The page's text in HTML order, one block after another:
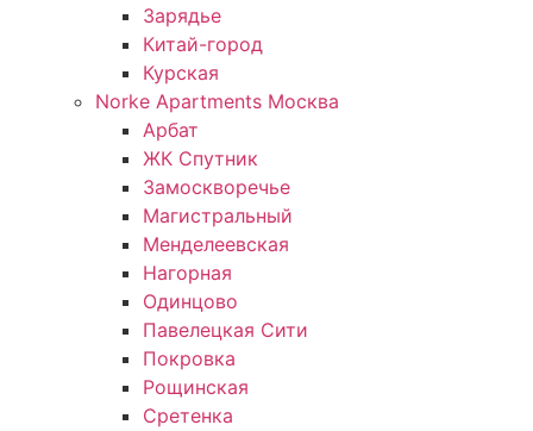
Зарядье
Китай-город
Курская
Norke Apartments Москва
Арбат
ЖК Спутник
Замоскворечье
Магистральный
Менделеевская
Нагорная
Одинцово
Павелецкая Сити
Покровка
Рощинская
Сретенка